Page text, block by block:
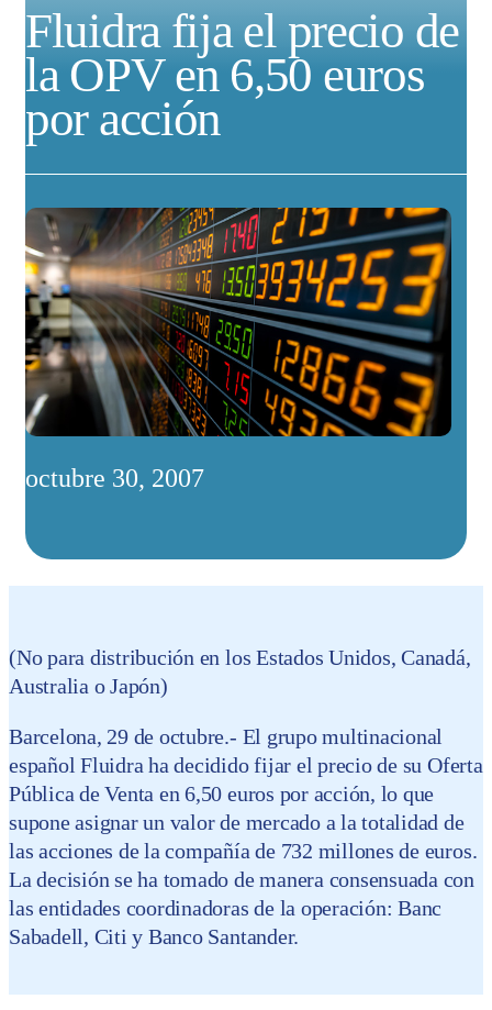
Fluidra fija el precio de
la OPV en 6,50 euros
por acción
octubre 30, 2007
(No para distribución en los Estados Unidos, Canadá,
Australia o Japón)
Barcelona, 29 de octubre.- El grupo multinacional
español Fluidra ha decidido fijar el precio de su Oferta
Pública de Venta en 6,50 euros por acción, lo que
supone asignar un valor de mercado a la totalidad de
las acciones de la compañía de 732 millones de euros.
La decisión se ha tomado de manera consensuada con
las entidades coordinadoras de la operación: Banc
Sabadell, Citi y Banco Santander.